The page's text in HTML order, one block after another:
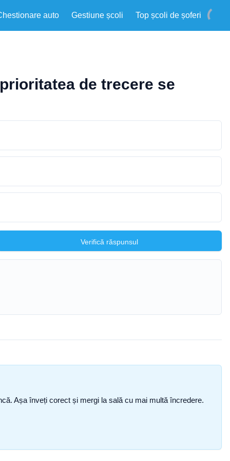
auto Gestiune școli Top școli de șoferi
de trecere se
Verifică răspunsul
Așa înveți corect și mergi la sală cu mai multă încredere.